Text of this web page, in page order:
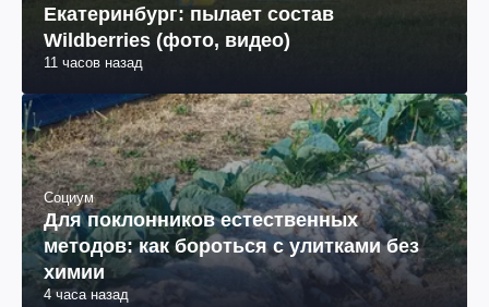
Екатеринбург: пылает состав
Wildberries (фото, видео)
11 часов назад
Социум
Для поклонников естественных
методов: как бороться с улитками без
химии
4 часа назад